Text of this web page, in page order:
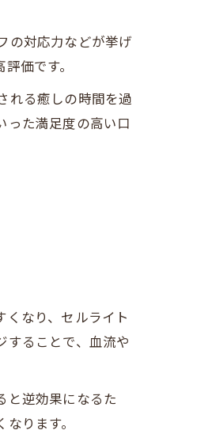
の対応力などが挙げ
価です。
れる癒しの時間を過
った満足度の高い口
なり、セルライト
することで、血流や
と逆効果になるた
ります。